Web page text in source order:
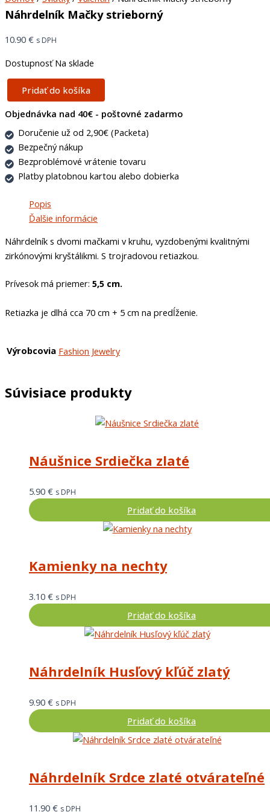
Náhrdelník Mačky strieborný
10.90 € s DPH
Dostupnosť Na sklade
Pridať do košíka
Objednávka nad 40€ - poštovné zadarmo
Doručenie už od 2,90€ (Packeta)
Bezpečný nákup
Bezproblémové vrátenie tovaru
Platby platobnou kartou alebo dobierka
Popis
Ďalšie informácie
Náhrdelník s dvomi mačkami v kruhu, vyzdobenými kvalitnými
zirkónovými kryštálikmi. S trojradovou retiazkou.
Prívesok má priemer: 5,5 cm.
Retiazka je dlhá cca 70 cm + 5 cm na predĺženie.
Výrobcovia Fashion Jewelry
Súvisiace produkty
Náušnice Srdiečka zlaté
5.90 € s DPH
Pridať do košíka
Kamienky na nechty
3.10 € s DPH
Pridať do košíka
Náhrdelník Husľový kľúč zlatý
9.90 € s DPH
Pridať do košíka
Náhrdelník Srdce zlaté otvárateľné
11.90 € s DPH